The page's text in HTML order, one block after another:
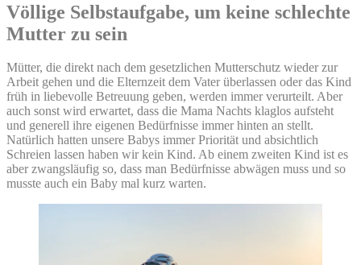
Völlige Selbstaufgabe, um keine schlechte
Mutter zu sein
Mütter, die direkt nach dem gesetzlichen Mutterschutz wieder zur
Arbeit gehen und die Elternzeit dem Vater überlassen oder das Kind
früh in liebevolle Betreuung geben, werden immer verurteilt. Aber
auch sonst wird erwartet, dass die Mama Nachts klaglos aufsteht
und generell ihre eigenen Bedürfnisse immer hinten an stellt.
Natürlich hatten unsere Babys immer Priorität und absichtlich
Schreien lassen haben wir kein Kind. Ab einem zweiten Kind ist es
aber zwangsläufig so, dass man Bedürfnisse abwägen muss und so
musste auch ein Baby mal kurz warten.